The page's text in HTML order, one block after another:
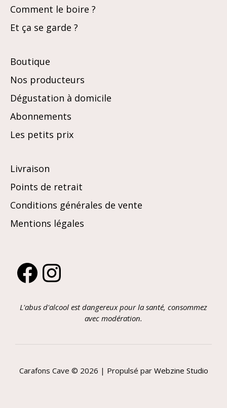
Comment le boire ?
Et ça se garde ?
Boutique
Nos producteurs
Dégustation à domicile
Abonnements
Les petits prix
Livraison
Points de retrait
Conditions générales de vente
Mentions légales
FacebookInstagram
L'abus d'alcool est dangereux pour la santé, consommez
avec modération.
Carafons Cave © 2026 | Propulsé par Webzine Studio